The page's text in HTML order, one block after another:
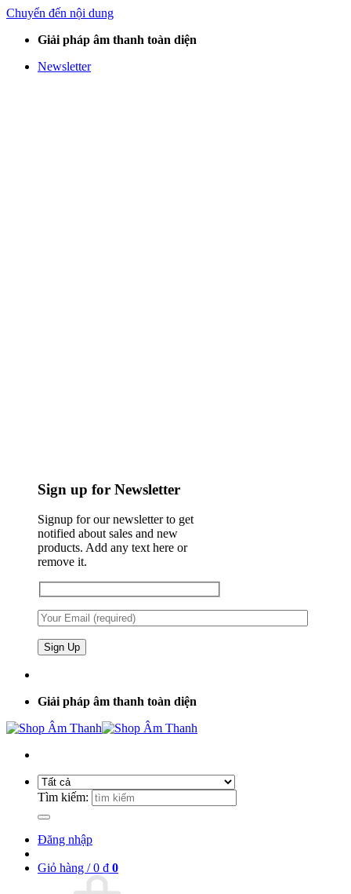
Chuyển đến nội dung
Giải pháp âm thanh toàn diện
Newsletter
Sign up for Newsletter
Signup for our newsletter to get
notified about sales and new
products. Add any text here or
remove it.
Giải pháp âm thanh toàn diện
Tìm kiếm:
Đăng nhập
Giỏ hàng /0 ₫ 0